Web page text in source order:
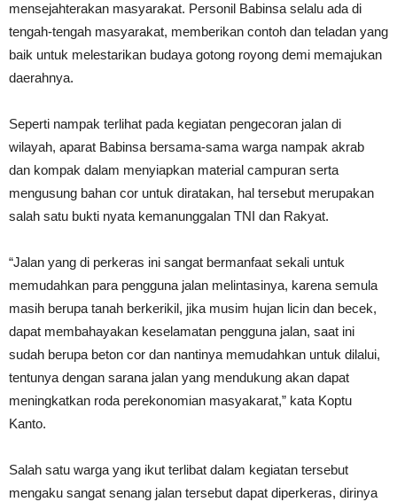
mensejahterakan masyarakat. Personil Babinsa selalu ada di
tengah-tengah masyarakat, memberikan contoh dan teladan yang
baik untuk melestarikan budaya gotong royong demi memajukan
daerahnya.
Seperti nampak terlihat pada kegiatan pengecoran jalan di
wilayah, aparat Babinsa bersama-sama warga nampak akrab
dan kompak dalam menyiapkan material campuran serta
mengusung bahan cor untuk diratakan, hal tersebut merupakan
salah satu bukti nyata kemanunggalan TNI dan Rakyat.
“Jalan yang di perkeras ini sangat bermanfaat sekali untuk
memudahkan para pengguna jalan melintasinya, karena semula
masih berupa tanah berkerikil, jika musim hujan licin dan becek,
dapat membahayakan keselamatan pengguna jalan, saat ini
sudah berupa beton cor dan nantinya memudahkan untuk dilalui,
tentunya dengan sarana jalan yang mendukung akan dapat
meningkatkan roda perekonomian masyakarat,” kata Koptu
Kanto.
Salah satu warga yang ikut terlibat dalam kegiatan tersebut
mengaku sangat senang jalan tersebut dapat diperkeras, dirinya